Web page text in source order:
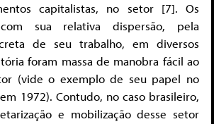
capitalistas, no setor [7]. Os
com sua relativa dispersão, pela
de seu trabalho, em diversos
foram massa de manobra fácil ao
(vide o exemplo de seu papel no
1972). Contudo, no caso brasileiro,
e mobilização desse setor